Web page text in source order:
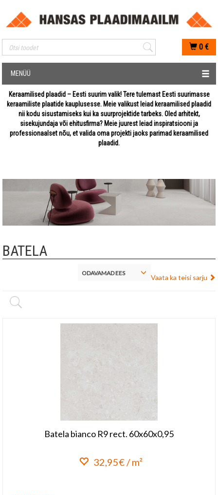
Mobiilis otsimise sisestus
0 €
MENÜÜ
Keraamilised plaadid – Eesti suurim valik! Tere tulemast Eesti suurimasse
keraamiliste plaatide kauplusesse. Meie valikust leiad keraamilised plaadid
nii kodu sisustamiseks kui ka suurprojektide tarbeks. Oled arhitekt,
sisekujundaja või ehitusfirma? Meie juurest leiad inspiratsiooni ja
professionaalset nõu, et valida oma projekti jaoks parimad keraamilised
plaadid.
BATELA
Vaata ka teisi sarju
ODAVAMAD EES
Batela bianco R9 rect. 60x60x0,95
32,95€ / m²